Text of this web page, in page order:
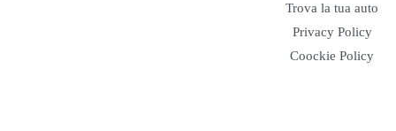
Trova la tua auto
Privacy Policy
Coockie Policy